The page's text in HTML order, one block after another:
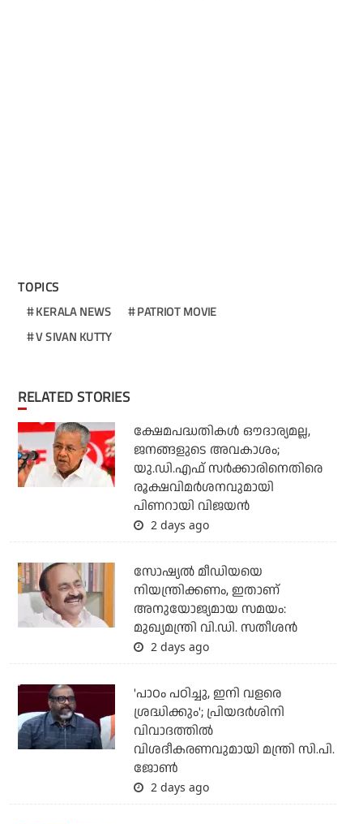
TOPICS
KERALA NEWS
PATRIOT MOVIE
V SIVAN KUTTY
RELATED STORIES
ക്ഷേമപദ്ധതികള്‍ ഔദാര്യമല്ല,
ജനങ്ങളുടെ അവകാശം;
യു.ഡി.എഫ് സര്‍ക്കാരിനെതിരെ
രൂക്ഷവിമര്‍ശനവുമായി
പിണറായി വിജയന്‍
2 days ago
സോഷ്യല്‍ മീഡിയയെ
നിയന്ത്രിക്കണം, ഇതാണ്
അനുയോജ്യമായ സമയം:
മുഖ്യമന്ത്രി വി.ഡി. സതീശന്‍
2 days ago
'പാഠം പഠിച്ചു, ഇനി വളരെ
ശ്രദ്ധിക്കും'; പ്രിയദര്‍ശിനി
വിവാദത്തില്‍
വിശദീകരണവുമായി മന്ത്രി സി.പി.
ജോണ്‍
2 days ago